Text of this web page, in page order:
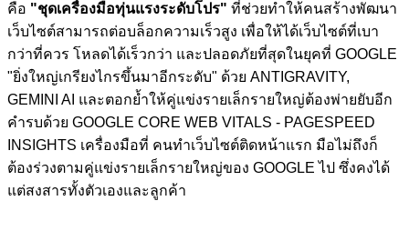
คือ "ชุดเครื่องมือทุ่นแรงระดับโปร" ที่ช่วยทำให้คนสร้างพัฒนา
เว็บไซต์สามารถต่อบล็อกความเร็วสูง เพื่อให้ได้เว็บไซต์ที่เบา
กว่าที่ควร โหลดได้เร็วกว่า และปลอดภัยที่สุดในยุคที่ GOOGLE
"ยิ่งใหญ่เกรียงไกรขึ้นมาอีกระดับ" ด้วย ANTIGRAVITY,
GEMINI AI และตอกย้ำให้คู่แข่งรายเล็กรายใหญ่ต้องพ่ายยับอีก
คำรบด้วย GOOGLE CORE WEB VITALS - PAGESPEED
INSIGHTS เครื่องมือที่ คนทำเว็บไซต์ติดหน้าแรก มือไม่ถึงก็
ต้องร่วงตามคู่แข่งรายเล็กรายใหญ่ของ GOOGLE ไป ซึ่งคงได้
แต่สงสารทั้งตัวเองและลูกค้า